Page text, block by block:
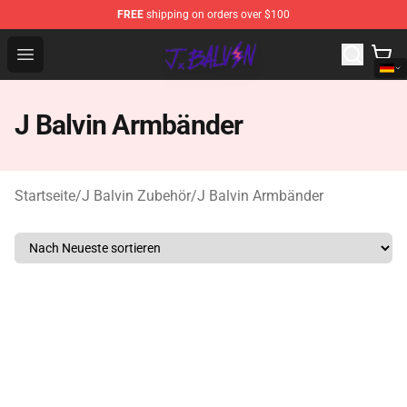
FREE shipping on orders over $100
Open menu
J Balvin Store - Official J Balvin Merchandise Shop
J Balvin Armbänder
Startseite/J Balvin Zubehör/J Balvin Armbänder